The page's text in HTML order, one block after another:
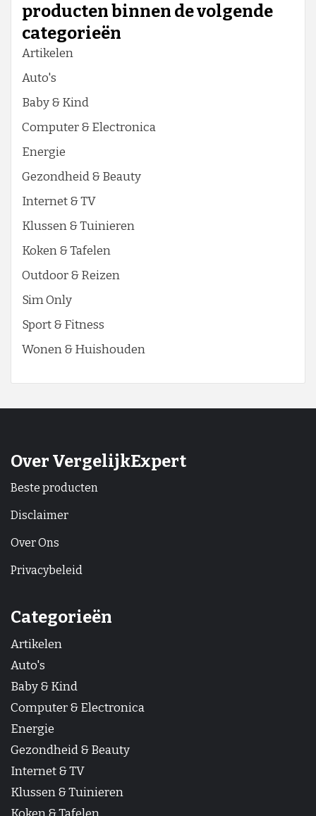
producten binnen de volgende
categorieën
Artikelen
Auto's
Baby & Kind
Computer & Electronica
Energie
Gezondheid & Beauty
Internet & TV
Klussen & Tuinieren
Koken & Tafelen
Outdoor & Reizen
Sim Only
Sport & Fitness
Wonen & Huishouden
Over VergelijkExpert
Beste producten
Disclaimer
Over Ons
Privacybeleid
Categorieën
Artikelen
Auto's
Baby & Kind
Computer & Electronica
Energie
Gezondheid & Beauty
Internet & TV
Klussen & Tuinieren